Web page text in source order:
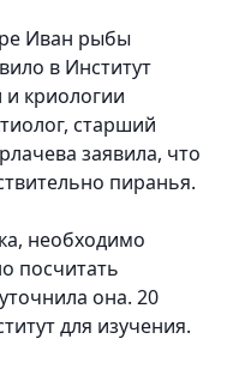
Иван рыбы
в Институт
и криологии
старший
заявила, что
пиранья.
необходимо
посчитать
она. 20
для изучения.